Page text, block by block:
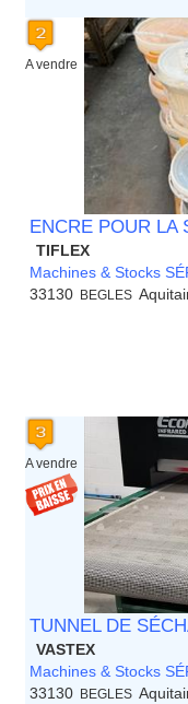
A vendre
ENCRE POUR LA
TIFLEX
Machines & Stocks
33130
BEGLES
A vendre
TUNNEL DE
VASTEX
Machines & Stocks
33130
BEGLES